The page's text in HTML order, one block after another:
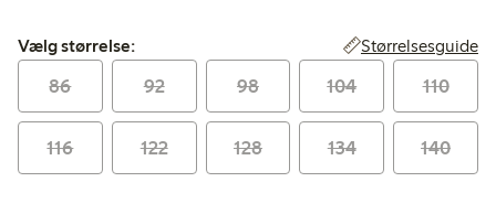
Vælg størrelse:
Vælg størrelse: Størrelsesguide
86 92 98 104 110
116 122 128 134 140